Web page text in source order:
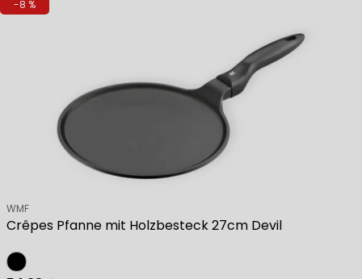
-8 %
Crêpes Pfanne mit Holzbesteck 27cm Devil
Verkäufer:
WMF